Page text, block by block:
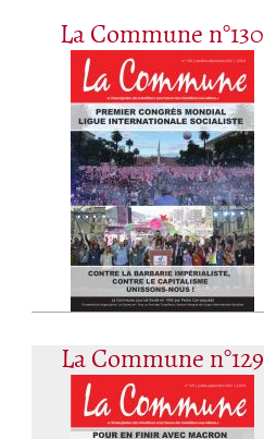
La Commune n°130
La Commune n°129